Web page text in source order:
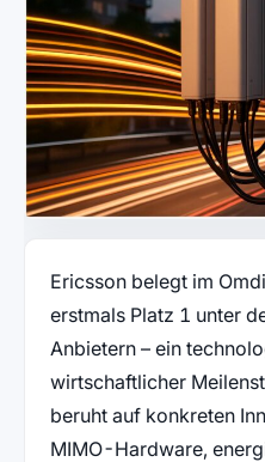
Ericsson belegt im
erstmals Platz 1 unter
Anbietern – ein
wirtschaftlicher
beruht auf konkreten
MIMO-Hardware,